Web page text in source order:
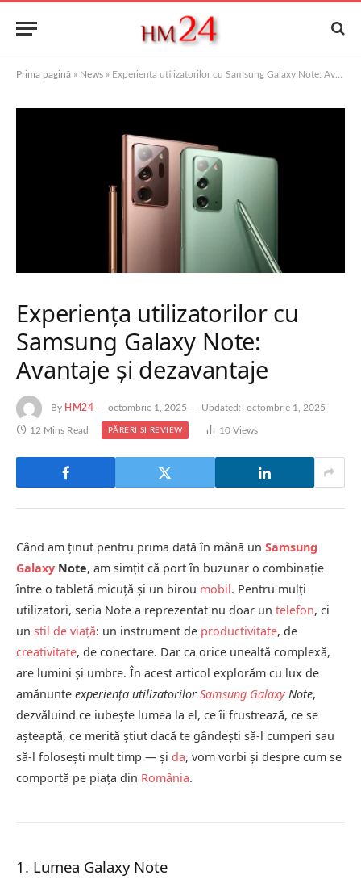
Prima pagină » News » Experiența utilizatorilor cu Samsung Galaxy Note: Avantaje și dezavantaje
Experiența utilizatorilor cu
Samsung Galaxy Note:
Avantaje și dezavantaje
By HM24 octombrie 1, 2025 Updated: octombrie 1, 2025
12 Mins Read PĂRERI ȘI REVIEW 10Views
Când am ținut pentru prima dată în mână un Samsung
Galaxy Note, am simțit că port în buzunar o combinație
între o tabletă micuță și un birou mobil. Pentru mulți
utilizatori, seria Note a reprezentat nu doar un telefon, ci
un stil de viață: un instrument de productivitate, de
creativitate, de conectare. Dar ca orice unealtă complexă,
are lumini și umbre. În acest articol explorăm cu lux de
amănunte experiența utilizatorilor Samsung GalaxyNote,
dezvăluind ce iubește lumea la el, ce îi frustrează, ce se
așteaptă, ce merită știut dacă te gândești să‑l cumperi sau
să‑l folosești mult timp — și da, vom vorbi și despre cum se
comportă pe piața din România.
1. Lumea Galaxy Note